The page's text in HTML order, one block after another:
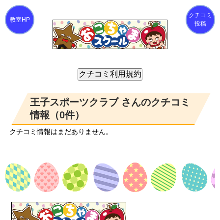
クチコミ
投稿
王子スポーツクラブ さんのクチコミ
情報（0件）
クチコミ情報はまだありません。